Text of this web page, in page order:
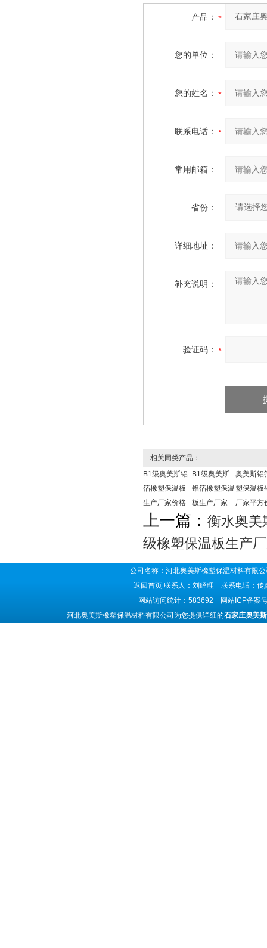
产品：
您的单位：
您的姓名：
联系电话：
常用邮箱：
省份：
详细地址：
补充说明：
验证码：
相关同类产品：
B1级奥美斯铝
箔橡塑保温板
生产厂家价格
B1级奥美斯
铝箔橡塑保温
板生产厂家
奥美斯铝
塑保温板
厂家平方
上一篇： 衡水奥美
级橡塑保温板生产
公司名称：河北奥美斯橡塑保温材料有
返回首页 联系人：刘经理 联系电话：
网站访问统计：583692 网站ICP备案
河北奥美斯橡塑保温材料有限公司为您提供详细的石家庄奥美